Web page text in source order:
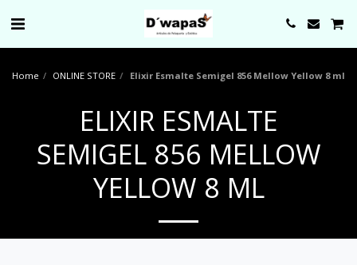
Home ONLINE STORE Elixir Esmalte Semigel 856 Mellow Yellow 8 ml
ELIXIR ESMALTE
SEMIGEL 856 MELLOW
YELLOW 8 ML